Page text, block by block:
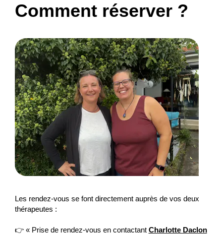
Comment réserver ?
Les rendez-vous se font directement auprès de vos deux
thérapeutes :
👉 « Prise de rendez-vous en contactant Charlotte Daclon